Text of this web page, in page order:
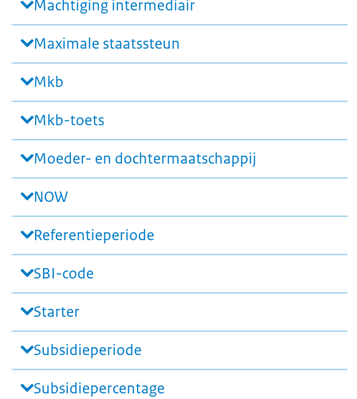
Machtiging intermediair
Maximale staatssteun
Mkb
Mkb-toets
Moeder- en dochtermaatschappij
NOW
Referentieperiode
SBI-code
Starter
Subsidieperiode
Subsidiepercentage